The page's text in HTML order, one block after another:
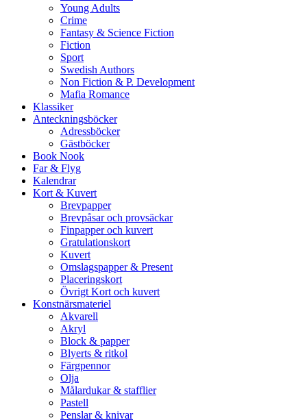
Young Adults
Crime
Fantasy & Science Fiction
Fiction
Sport
Swedish Authors
Non Fiction & P. Development
Mafia Romance
Klassiker
Anteckningsböcker
Adressböcker
Gästböcker
Book Nook
Far & Flyg
Kalendrar
Kort & Kuvert
Brevpapper
Brevpåsar och provsäckar
Finpapper och kuvert
Gratulationskort
Kuvert
Omslagspapper & Present
Placeringskort
Övrigt Kort och kuvert
Konstnärsmateriel
Akvarell
Akryl
Block & papper
Blyerts & ritkol
Färgpennor
Olja
Målardukar & stafflier
Pastell
Penslar & knivar